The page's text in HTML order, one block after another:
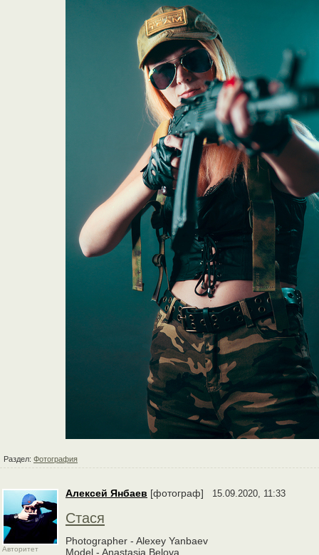
Раздел: Фотография
Авторитет
Алексей Янбаев [фотограф] 15.09.2020, 11:33
Стася
Photographer - Alexey Yanbaev
Model - Anastasia Belova